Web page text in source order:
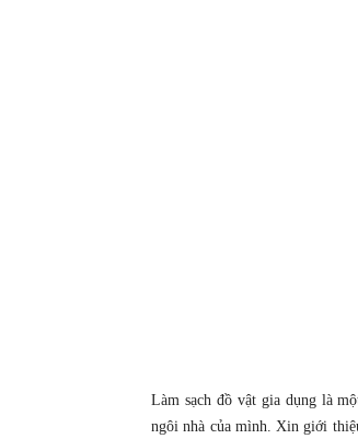
Làm sạch đồ vật gia dụng là
ngôi nhà của mình. Xin giới